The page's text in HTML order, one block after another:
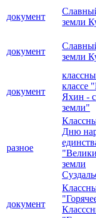
документ
земли
документ
земли
документ
классе
Яхин -
земли"
разное
Дню
земли
документ